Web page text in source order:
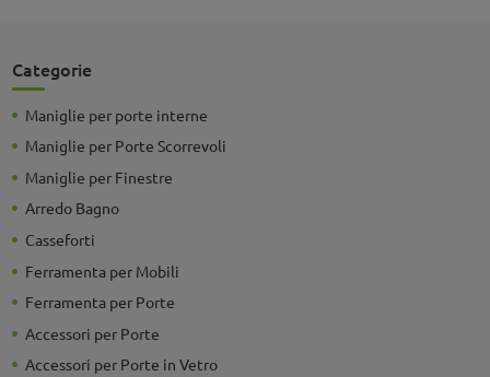
Categorie
Maniglie per porte interne
Maniglie per Porte Scorrevoli
Maniglie per Finestre
Arredo Bagno
Casseforti
Ferramenta per Mobili
Ferramenta per Porte
Accessori per Porte
Accessori per Porte in Vetro